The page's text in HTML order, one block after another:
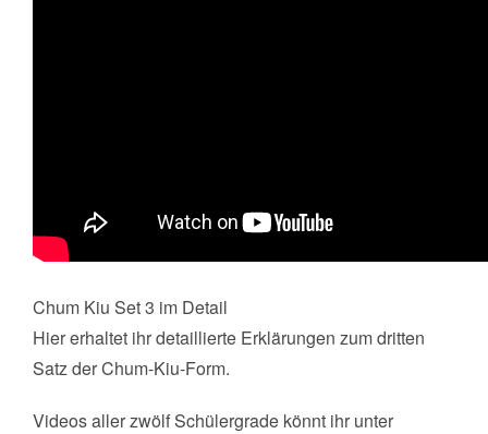
Chum Kiu Set 3 im Detail
Hier erhaltet ihr detaillierte Erklärungen zum dritten
Satz der Chum-Kiu-Form.
Videos aller zwölf Schülergrade könnt ihr unter